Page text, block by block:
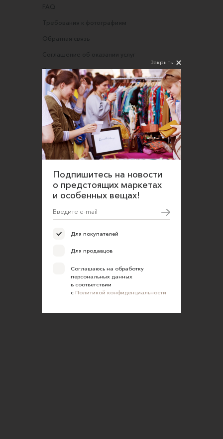
FAQ
Требования к фотографиям
Обратная связь
Соглашение об оказании услуг
Правила сайта
Оферта для продавцов
Оферта для покупателей
Политика конфиденциальности
Согласие на обработку персональных данных
Закрыть
Подпишитесь на новости
о предстоящих маркетах
и особенных вещах!
Для покупателей
Для продавцов
Соглашаюсь на обработку
персональных данных
в соответствии
с Политикой конфиденциальности